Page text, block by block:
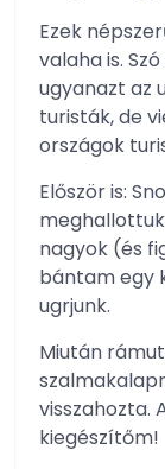
Ezek
valaha is.
ugyanazt az
turisták, de
országok
Először is:
nagyok (és
bántam egy
ugrjunk.
Miután
visszahozta.
kiegészítőm!